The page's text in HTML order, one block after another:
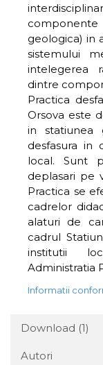
componente
geologica) in
sistemului
intelegerea
dintre
Practica
Orsova este
in statiunea
desfasura in
local. Sunt
deplasari pe
Practica se
cadrelor
alaturi de
cadrul
institutii
Administratia
Informatii
Download (1)
Autori